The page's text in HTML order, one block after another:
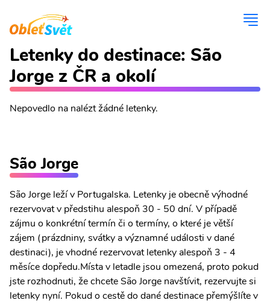
Letenky do destinace: São
Jorge z ČR a okolí
Nepovedlo na nalézt žádné letenky.
São Jorge
São Jorge leží v Portugalska. Letenky je obecně výhodné
rezervovat v předstihu alespoň 30 - 50 dní. V případě
zájmu o konkrétní termín či o termíny, o které je větší
zájem (prázdniny, svátky a významné události v dané
destinaci), je vhodné rezervovat letenky alespoň 3 - 4
měsíce dopředu.Místa v letadle jsou omezená, proto pokud
jste rozhodnuti, že chcete São Jorge navštívit, rezervujte si
letenky nyní. Pokud o cestě do dané destinace přemýšlíte v